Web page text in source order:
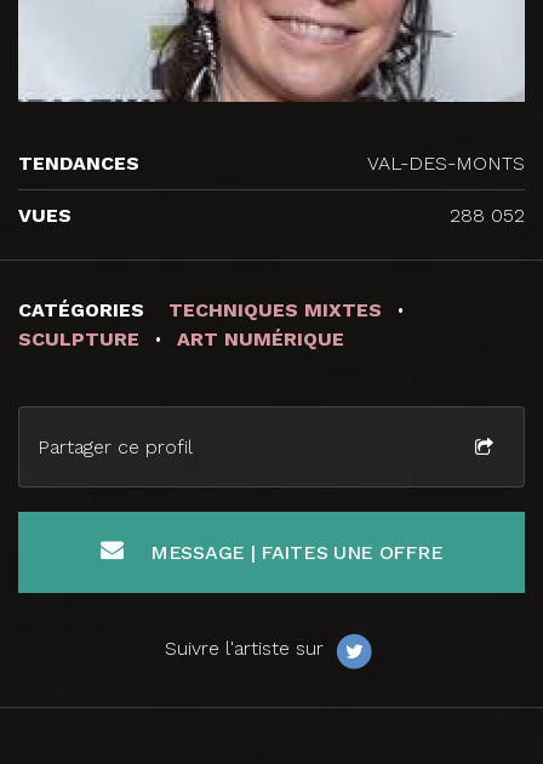
CATÉGORIES
TECHNIQUES MIXTES
SCULPTURE
ART NUMÉRIQUE
Suivre l'artiste sur
Partager ce profil
MESSAGE | FAITES UNE OFFRE
TENDANCES VAL-DES-MONTS
VUES 288 052